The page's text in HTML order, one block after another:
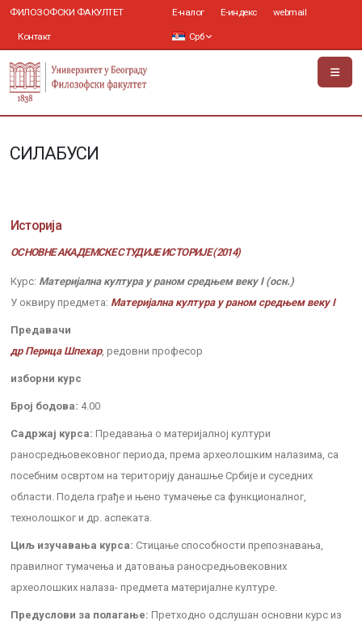
ФИЛОЗОФСКИ ФАКУЛТЕТ
Контакт
Е-налог Е-индекс webmail
Срб
СИЛАБУСИ
Историја
ОСНОВНЕ АКАДЕМСКЕ СТУДИЈЕ ИСТОРИЈЕ (2014)
Курс: Материјална култура у раном средњем веку I (осн.)
У оквиру предмета: Материјална култура у раном средњем веку I
Предавачи
др Перица Шпехар, редовни професор
изборни курс
Број бодова: 4.00
Садржај курса: Предавања о материјалној култури
раносредњовековног периода, према археолошким налазима, са
посебним освртом на територију данашње Србије и суседних
области. Подела грађе и њено тумачење са функционалног,
технолошког и др. аспеката.
Циљ изучавања курса: Стицање способности препознавања,
правилног тумачења и датовања раносредњовековних
археолошких налаза- предмета материјалне културе.
Предуслови за полагање: Претходно одслушан основни курс из